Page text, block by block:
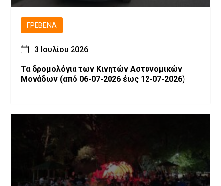
ΓΡΕΒΕΝΆ
3 Ιουλίου 2026
Τα δρομολόγια των Κινητών Αστυνομικών
Μονάδων (από 06-07-2026 έως 12-07-2026)